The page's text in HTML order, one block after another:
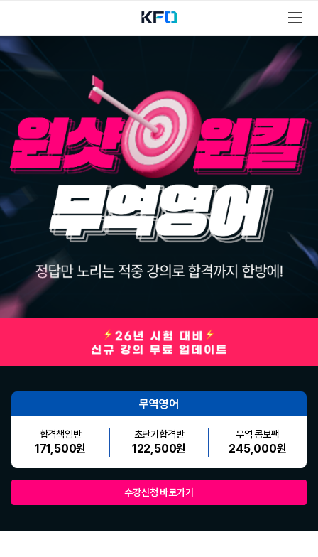
무역영어
합격책임반
171,500원
초단기합격반
122,500원
무역 콤보팩
245,000원
수강신청 바로가기